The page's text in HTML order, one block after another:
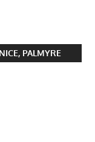
PALMYRE